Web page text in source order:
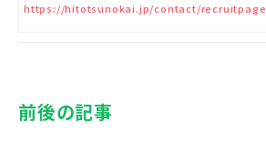
https://hitotsunokai.jp/contact/recruitpage
前後の記事